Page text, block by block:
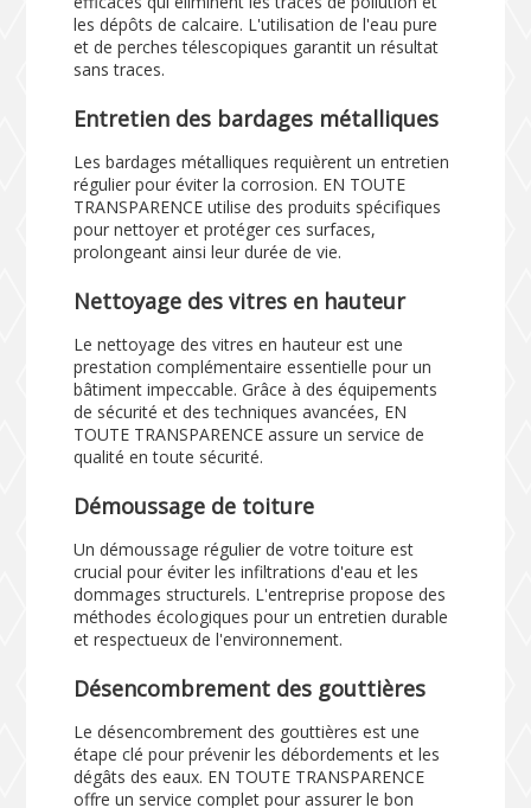
les dépôts de calcaire. L'utilisation de l'eau pure
et de perches télescopiques garantit un résultat
sans traces.
Entretien des bardages métalliques
Les bardages métalliques requièrent un entretien
régulier pour éviter la corrosion. EN TOUTE
TRANSPARENCE utilise des produits spécifiques
pour nettoyer et protéger ces surfaces,
prolongeant ainsi leur durée de vie.
Nettoyage des vitres en hauteur
Le nettoyage des vitres en hauteur est une
prestation complémentaire essentielle pour un
bâtiment impeccable. Grâce à des équipements
de sécurité et des techniques avancées, EN
TOUTE TRANSPARENCE assure un service de
qualité en toute sécurité.
Démoussage de toiture
Un démoussage régulier de votre toiture est
crucial pour éviter les infiltrations d'eau et les
dommages structurels. L'entreprise propose des
méthodes écologiques pour un entretien durable
et respectueux de l'environnement.
Désencombrement des gouttières
Le désencombrement des gouttières est une
étape clé pour prévenir les débordements et les
dégâts des eaux. EN TOUTE TRANSPARENCE
offre un service complet pour assurer le bon